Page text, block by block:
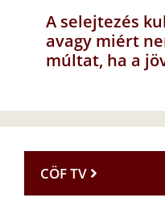
A selejtezés
avagy miért
múltat, ha a
CÖF TV